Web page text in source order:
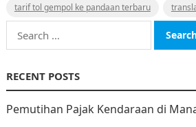
tarif tol gempol ke pandaan terbaru
Search
for:
RECENT POSTS
Pemutihan Pajak Kendaraan di